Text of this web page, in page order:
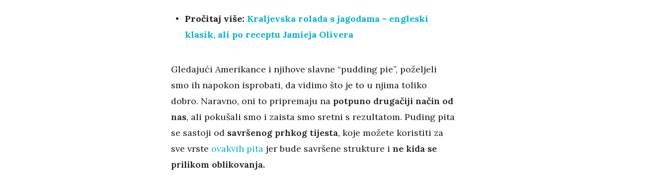
Pročitaj više: Kraljevska rolada s jagodama - engleski
klasik, ali po receptu Jamieja Olivera
Gledajući Amerikance i njihove slavne “pudding pie”, poželjeli
smo ih napokon isprobati, da vidimo što je to u njima toliko
dobro. Naravno, oni to pripremaju na potpuno drugačiji način od
nas, ali pokušali smo i zaista smo sretni s rezultatom. Puding pita
se sastoji od savršenog prhkog tijesta, koje možete koristiti za
sve vrste ovakvih pitajer bude savršene strukture i ne kida se
prilikom oblikovanja.